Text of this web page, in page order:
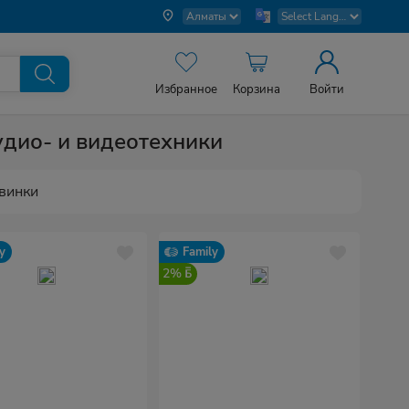
Избранное Корзина Войти
и видеотехники
Family
2%